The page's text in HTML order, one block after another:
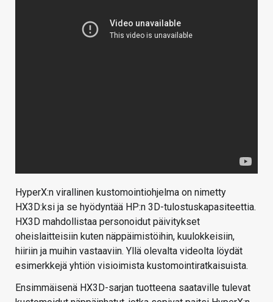
HyperX:n virallinen kustomointiohjelma on nimetty
HX3D:ksi ja se hyödyntää HP:n 3D-tulostuskapasiteettia.
HX3D mahdollistaa personoidut päivitykset
oheislaitteisiin kuten näppäimistöihin, kuulokkeisiin,
hiiriin ja muihin vastaaviin. Yllä olevalta videolta löydät
esimerkkejä yhtiön visioimista kustomointiratkaisuista.
Ensimmäisenä HX3D-sarjan tuotteena saataville tulevat